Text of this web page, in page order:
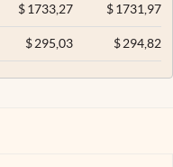
$ 1733,27 $1731,97
$ 295,03 $294,82